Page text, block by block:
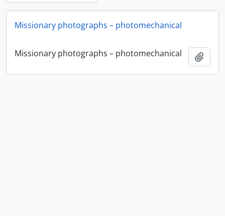
Missionary photographs – photomechanical
Missionary photographs – photomechanical